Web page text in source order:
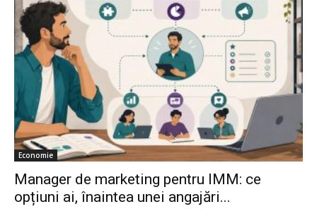
Economie
Manager de marketing pentru IMM: ce
opțiuni ai, înaintea unei angajări...